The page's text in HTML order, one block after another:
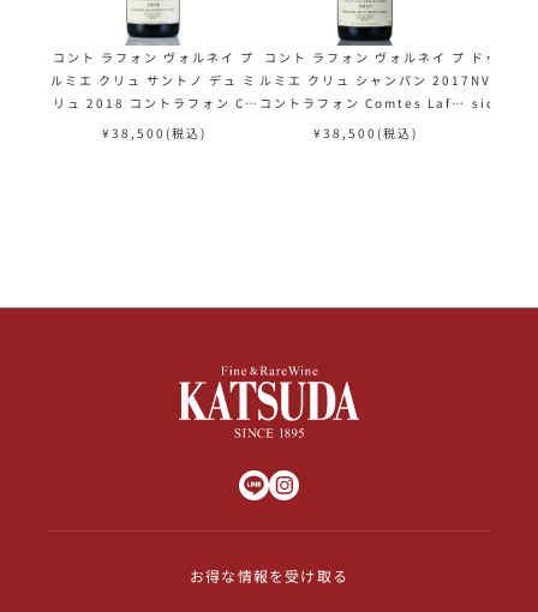
コント ラフォン ヴォルネイ プ
ルミエ クリュ サントノ デュ ミ
リュ 2018 コントラフォン Co
mtes Lafon Volnay 1er Cru
¥ 38,500 (税込)
コント ラフォン ヴォルネイ プ
ルミエ クリュ シャンパン 2017
コントラフォン Comtes Lafon
Volnay Champans フランス
¥ 38,500 (税込)
ドゥーツ
NV ドゥ
sic フラ
お得な情報を受け取る